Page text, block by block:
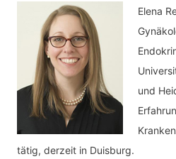
Elena
und
tätig, derzeit in Duisburg.